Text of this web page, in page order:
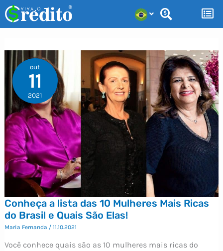
para
conteúdo
out
11
2021
Conheça a lista das 10 Mulheres Mais Ricas
do Brasil e Quais São Elas!
Maria Fernanda / 11.10.2021
Você conhece quais são as 10 mulheres mais ricas do